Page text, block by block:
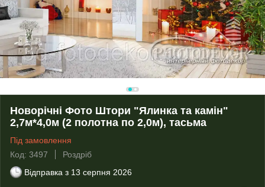
Новорічні Фото Штори "Ялинка та камін"
2,7м*4,0м (2 полотна по 2,0м), тасьма
Під замовлення
Код: 3497
Роздріб
Відправка з 13 серпня 2026